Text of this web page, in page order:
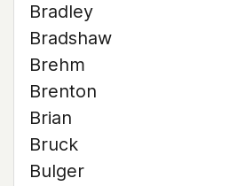
Bradley
Bradshaw
Brehm
Brenton
Brian
Bruck
Bulger